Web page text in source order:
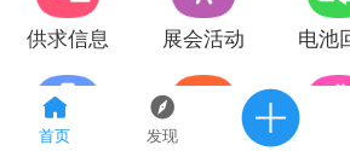
首页 发现
供求信息 展会活动 电池